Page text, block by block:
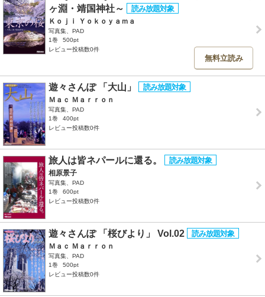
ヶ淵・靖国神社～
Ｋｏｊｉ Ｙｏｋｏｙａｍａ
写真集、PAD
1巻
500pt
レビュー投稿数0件
無料立読み
遊々さんぽ 「大山」
Ｍａｃ Ｍａｒｒｏｎ
写真集、PAD
1巻
400pt
レビュー投稿数0件
旅人は皆ネパールに還る。
相原景子
写真集、PAD
1巻
600pt
レビュー投稿数0件
遊々さんぽ 「桜びより」 Vol.02
Ｍａｃ Ｍａｒｒｏｎ
写真集、PAD
1巻
500pt
レビュー投稿数0件